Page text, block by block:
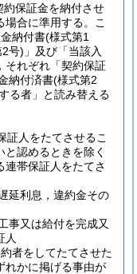
約保証金を納付させ
合に準用する。
こ
納付書(様式第1
号) 」及び「当該入
それぞれ「契約保証
納付済書(様式第2
る者」と読み替える
証人をたてさせるこ
認めるときを除く
連帯保証人をたてさ
延利息，違約金その
事又は給付を完成又
人
者をしてたてさせた
れかに掲げる事由が